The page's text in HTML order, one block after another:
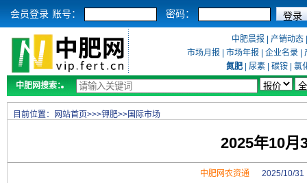
会员登录 账号： 密码：
中肥晨报 产销动态
市场月报
市场年报 企业名录
氮肥
尿素 碳铵
氯
中肥网搜索：
目前位置： 网站首页>>>钾肥>>国际市场
2025年10月
中肥网农资通2025/10/31